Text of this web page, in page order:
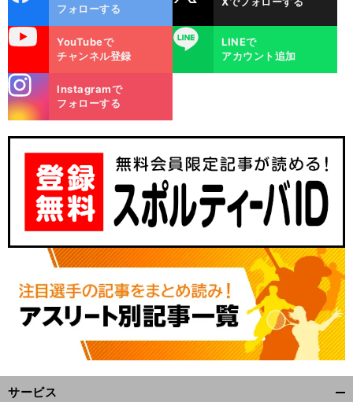
ok
フォローする
YouTubeで
チャンネル登録
LINE
LINEで
アカウント追加
m
Instagramで
フォローする
サービス